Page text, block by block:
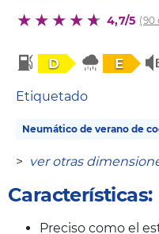
4,7/5 (90
D E
Etiquetado
Neumático de verano de
> ver otras
Características:
Preciso como el